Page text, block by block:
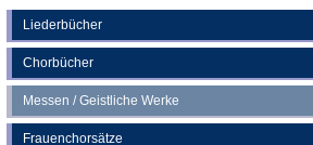
Liederbücher
Chorbücher
Messen / Geistliche Werke
Frauenchorsätze
neuen
Tab)
einem
neuen